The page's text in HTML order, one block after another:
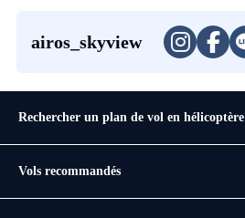
airos_skyview
Rechercher un plan de vol en hélicoptère
Vols recommandés